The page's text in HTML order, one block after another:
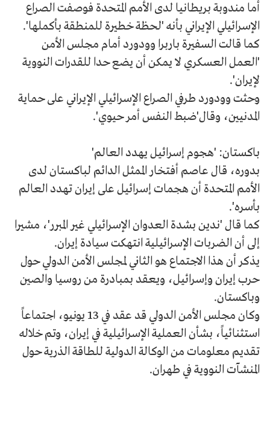
أما مندوبة بريطانيا لدى الأمم المتحدة فوصفت الصراع
الإسرائيلي الإيراني بأنه 'لحظة خطيرة للمنطقة بأكملها'.
كما قالت السفيرة باربرا وودورد أمام مجلس الأمن
'العمل العسكري لا يمكن أن يضع حدا للقدرات النووية
لإيران'.
وحثت وودورد طرفي الصراع الإسرائيلي الإيراني على حماية
المدنيين، وقال'ضبط النفس أمر حيوي'.
باكستان: 'هجوم إسرائيل يهدد العالم'
بدوره، قال عاصم أفتخار الممثل الدائم لباكستان لدى
الأمم المتحدة أن هجمات إسرائيل على إيران تهدد العالم
بأسره'.
كما قال 'ندين بشدة العدوان الإسرائيلي غير المبرر'، مشيرا
إلى أن الضربات الإسرائيلية انتهكت سيادة إيران.
يذكر أن هذا الاجتماع هو الثاني لمجلس الأمن الدولي حول
حرب إيران وإسرائيل، ويعقد بمبادرة من روسيا والصين
وباكستان.
وكان مجلس الأمن الدولي قد عقد في 13 يونيو، اجتماعاً
استثنائياً، بشأن العملية الإسرائيلية في إيران، وتم خلاله
تقديم معلومات من الوكالة الدولية للطاقة الذرية حول
المنشآت النووية في طهران.